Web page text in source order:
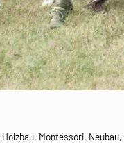
Holzbau, Montessori, Neubau,